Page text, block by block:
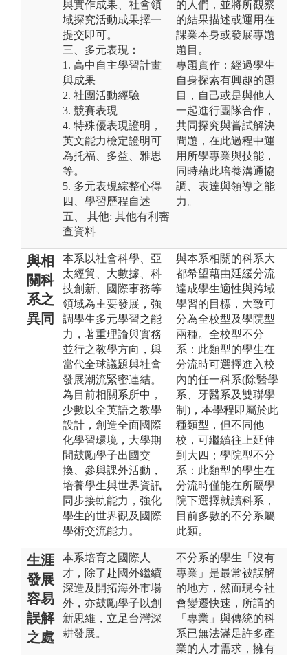
與實作成果、社會領
域探究活動成果擇一
提交即可。
三、多元表現：
1. 高中自主學習計畫
與成果
2. 社團活動經驗
3. 競賽表現
4. 特殊優表現證明，
英文能力檢定證明可
為托福、多益、雅思
等。
5. 多元表現綜整心得
四、學習歷程自述
五、 其他: 其他有利審
查資料
的人們，並將所觀察
的結果描述或運用在
課業本身或發展專題
題目。
專題實作：經過學生
自身探索有興趣的題
目，自己或是與他人
一起進行團隊合作，
共同探究與嘗試解決
問題，在此過程中運
用所學專業與技能，
同時藉此培養溝通協
調、表達與領導之能
力。
與相
關科
系之
異同
本系以社會科學、亞
太經貿、大數據、科
技創新、國際事務等
領域為主要發展，強
調學生多元學習之能
力，著重理論與實務
並行之教學方向，與
當代全球議題與社會
發展潮流緊密連結。
為目前相關系所中，
少數以全英語之教學
設計，創造全面國際
化學習環境，大學期
間鼓勵學子出國交
換、參與課外活動，
培養學生與世界資訊
同步接軌能力，強化
學生的世界觀及國際
學術交流能力。
與本系相關的科系大
都希望藉由延緩分流
達成學生適性與跨域
學習的目標，大致可
分為全校型及學院型
兩種。全校型不分
系：此類型的學生在
分流時可選擇進入校
內的任一科系(除醫學
系、牙醫系及雙聯學
制)，本學程即屬於此
種類型，但不同他
校，可繼續往上延伸
到大四；學院型不分
系：此類型的學生在
分流時僅能在所屬學
院下選擇就讀科系，
目前多數的不分系屬
此類。
生涯
發展
容易
誤解
之處
本系培育之國際人
才，除了赴國外繼續
深造及開拓海外市場
外，亦鼓勵學子以創
新思維，立足台灣深
耕發展。
不分系的學生「沒有
專業」是最常被誤解
的地方，然而現今社
會變遷快速，所謂的
「專業」與傳統的科
系已無法滿足許多產
業的人才需求，擁有